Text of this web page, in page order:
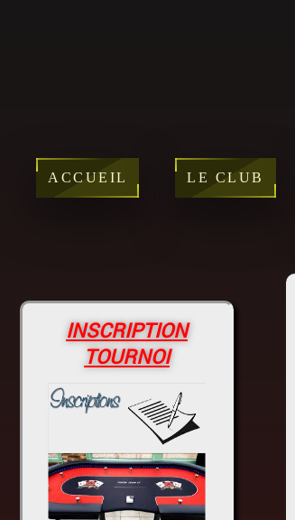
ACCUEIL LE CLUB
INSCRIPTION
TOURNOI